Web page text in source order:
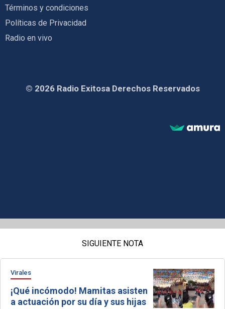
Términos y condiciones
Políticas de Privacidad
Radio en vivo
© 2026 Radio Exitosa Derechos Reservados
SIGUIENTE NOTA
Virales
¡Qué incómodo! Mamitas asisten
a actuación por su día y sus hijas